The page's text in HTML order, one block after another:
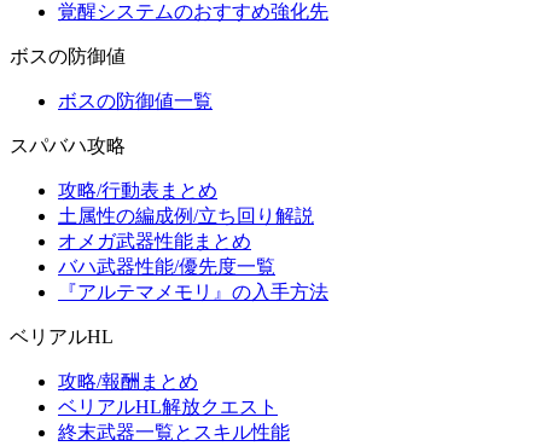
覚醒システムのおすすめ強化先
ボスの防御値
ボスの防御値一覧
スパバハ攻略
攻略/行動表まとめ
土属性の編成例/立ち回り解説
オメガ武器性能まとめ
バハ武器性能/優先度一覧
『アルテマメモリ』の入手方法
ベリアルHL
攻略/報酬まとめ
ベリアルHL解放クエスト
終末武器一覧とスキル性能